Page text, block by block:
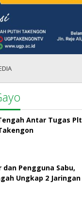
Antar Tugas Plt
dan Pengguna Sabu,
Ungkap 2 Jaringan